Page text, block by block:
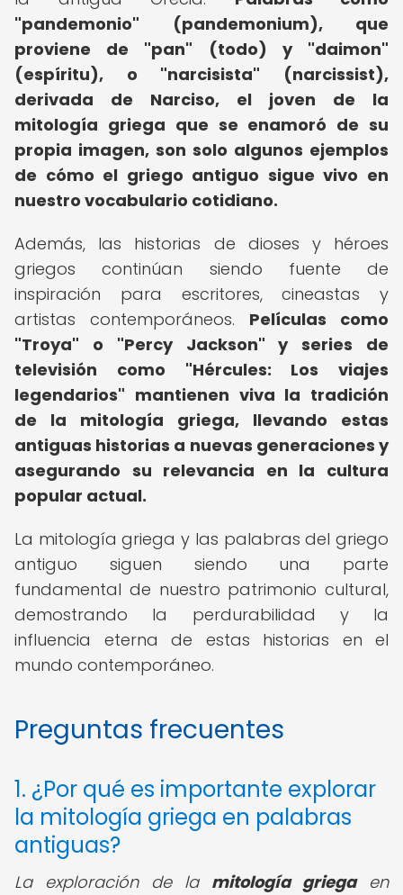
"pandemonio" (pandemonium), que
proviene de "pan" (todo) y "daimon"
(espíritu), o "narcisista" (narcissist),
derivada de Narciso, el joven de la
mitología griega que se enamoró de su
propia imagen, son solo algunos ejemplos
de cómo el griego antiguo sigue vivo en
nuestro vocabulario cotidiano.
Además, las historias de dioses y héroes
griegos continúan siendo fuente de
inspiración para escritores, cineastas y
artistas contemporáneos. Películas como
"Troya" o "Percy Jackson" y series de
televisión como "Hércules: Los viajes
legendarios" mantienen viva la tradición
de la mitología griega, llevando estas
antiguas historias a nuevas generaciones y
asegurando su relevancia en la cultura
popular actual.
La mitología griega y las palabras del griego
antiguo siguen siendo una parte
fundamental de nuestro patrimonio cultural,
demostrando la perdurabilidad y la
influencia eterna de estas historias en el
mundo contemporáneo.
Preguntas frecuentes
1. ¿Por qué es importante explorar
la mitología griega en palabras
antiguas?
La exploración de la mitología griegaen